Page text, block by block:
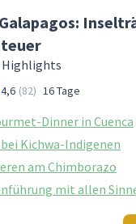
Highlights
4,6 (82) 16 Tage
Dinner in Cuenca
Kichwa-Indigenen
am Chimborazo
mit allen